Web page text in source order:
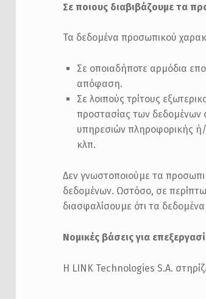
Σε ποιους διαβιβάζουμε τα
Τα δεδομένα προσωπικού
Σε οποιαδήποτε αρμόδια
απόφαση.
Σε λοιπούς τρίτους
προστασίας των δεδομένων
υπηρεσιών πληροφορικής
κλπ.
Δεν γνωστοποιούμε τα
δεδομένων. Ωστόσο, σε
διασφαλίσουμε ότι τα
Νομικές βάσεις για
Η LINK Technologies S.A.